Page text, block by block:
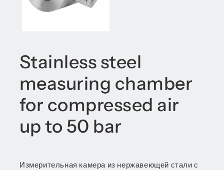
Stainless steel
measuring chamber
for compressed air
up to 50 bar
Измерительная камера из нержавеющей стали с